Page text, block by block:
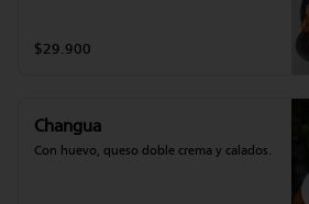
$29.900
Changua
Con huevo, queso doble crema y calados.